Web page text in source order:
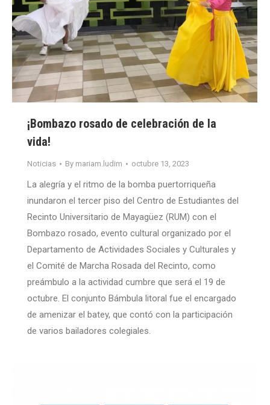
¡Bombazo rosado de celebración de la
vida!
Noticias By mariam.ludim octubre 13, 2023
La alegría y el ritmo de la bomba puertorriqueña
inundaron el tercer piso del Centro de Estudiantes del
Recinto Universitario de Mayagüez (RUM) con el
Bombazo rosado, evento cultural organizado por el
Departamento de Actividades Sociales y Culturales y
el Comité de Marcha Rosada del Recinto, como
preámbulo a la actividad cumbre que será el 19 de
octubre. El conjunto Bámbula litoral fue el encargado
de amenizar el batey, que contó con la participación
de varios bailadores colegiales.